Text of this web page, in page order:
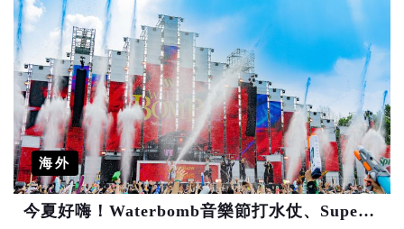
海外
今夏好嗨！Waterbomb音樂節打水仗、Super Junior見面會之旅 還有韓劇場景小旅行